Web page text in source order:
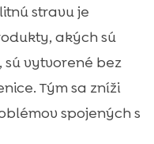
stravu je
akých sú
sú vytvorené bez
Tým sa zníži
spojených s